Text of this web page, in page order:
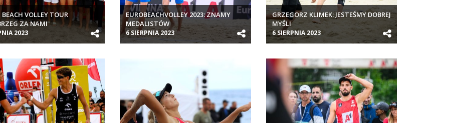
BEACH VOLLEY TOUR
ZA NAMI
2023
EUROBEACHVOLLEY 2023: ZNAMY
MEDALISTÓW
6 SIERPNIA 2023
GRZEGORZ KLIMEK: JESTEŚMY DOBREJ
MYŚLI
6 SIERPNIA 2023